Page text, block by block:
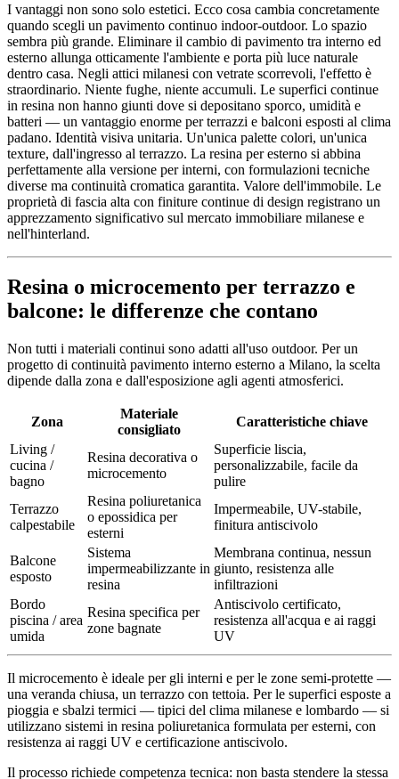
I vantaggi non sono solo estetici. Ecco cosa cambia concretamente
quando scegli un pavimento continuo indoor-outdoor. Lo spazio
sembra più grande. Eliminare il cambio di pavimento tra interno ed
esterno allunga otticamente l'ambiente e porta più luce naturale
dentro casa. Negli attici milanesi con vetrate scorrevoli, l'effetto è
straordinario. Niente fughe, niente accumuli. Le superfici continue
in resina non hanno giunti dove si depositano sporco, umidità e
batteri — un vantaggio enorme per terrazzi e balconi esposti al clima
padano. Identità visiva unitaria. Un'unica palette colori, un'unica
texture, dall'ingresso al terrazzo. La resina per esterno si abbina
perfettamente alla versione per interni, con formulazioni tecniche
diverse ma continuità cromatica garantita. Valore dell'immobile. Le
proprietà di fascia alta con finiture continue di design registrano un
apprezzamento significativo sul mercato immobiliare milanese e
nell'hinterland.
Resina o microcemento per terrazzo e
balcone: le differenze che contano
Non tutti i materiali continui sono adatti all'uso outdoor. Per un
progetto di continuità pavimento interno esterno a Milano, la scelta
dipende dalla zona e dall'esposizione agli agenti atmosferici.
Zona
Materiale
consigliato
Caratteristiche chiave
Living /
cucina /
bagno
Resina decorativa o
microcemento
Superficie liscia,
personalizzabile, facile da
pulire
Terrazzo
calpestabile
Resina poliuretanica
o epossidica per
esterni
Impermeabile, UV-stabile,
finitura antiscivolo
Balcone
esposto
Sistema
impermeabilizzante in
resina
Membrana continua, nessun
giunto, resistenza alle
infiltrazioni
Bordo
piscina / area
umida
Resina specifica per
zone bagnate
Antiscivolo certificato,
resistenza all'acqua e ai raggi
UV
Il microcemento è ideale per gli interni e per le zone semi-protette —
una veranda chiusa, un terrazzo con tettoia. Per le superfici esposte a
pioggia e sbalzi termici — tipici del clima milanese e lombardo — si
utilizzano sistemi in resina poliuretanica formulata per esterni, con
resistenza ai raggi UV e certificazione antiscivolo.
Il processo richiede competenza tecnica: non basta stendere la stessa